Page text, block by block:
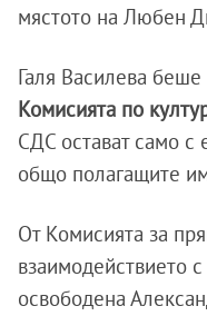
мястото на Любен
Галя Василева
Комисията по
СДС остават само с
общо полагащите
От Комисията за
взаимодействието
освободена